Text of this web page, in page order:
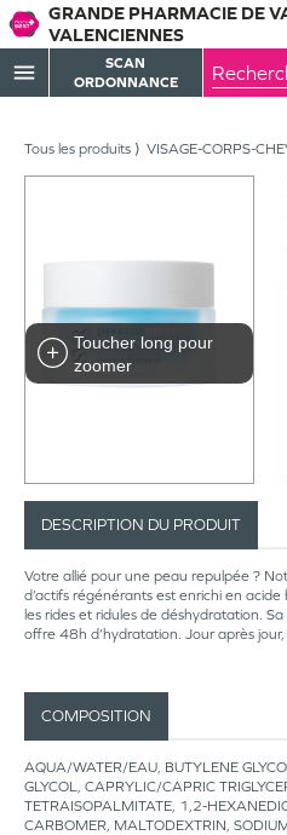
GRANDE PHARMACIE DE
VALENCIENNES
menu
SCAN
ORDONNANCE
Tous les produits VISAGE-CORPS-
Toucher long pour
zoomer
DESCRIPTION DU PRODUIT
Votre allié pour une peau repulpée ?
d’actifs régénérants est enrichi en
les rides et ridules de déshydratation.
offre 48h d’hydratation. Jour après
COMPOSITION
AQUA/WATER/EAU, BUTYLENE
GLYCOL, CAPRYLIC/CAPRIC
TETRAISOPALMITATE, 1,2-
CARBOMER, MALTODEXTRIN,